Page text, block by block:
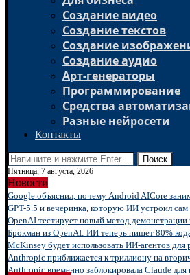
Создание видео
Создание текстов
Создание
Создание аудио
Арт-генераторы
Программирование
Средства
Разные нейросети
Контакты
Поиск
Пятница, 7 августа, 2026
Новости
Google объяснил, почему Android AICore
GPT-5.5 и вечеринка, которую ИИ устроил сам
OpenAI тестирует новый метод
Брокман из OpenAI: ИИ теперь пишет 80%
McKinsey будет использовать ИИ-агентов для
Anthropic приближается к триллиону на
Anthropic временно заблокировала Claude